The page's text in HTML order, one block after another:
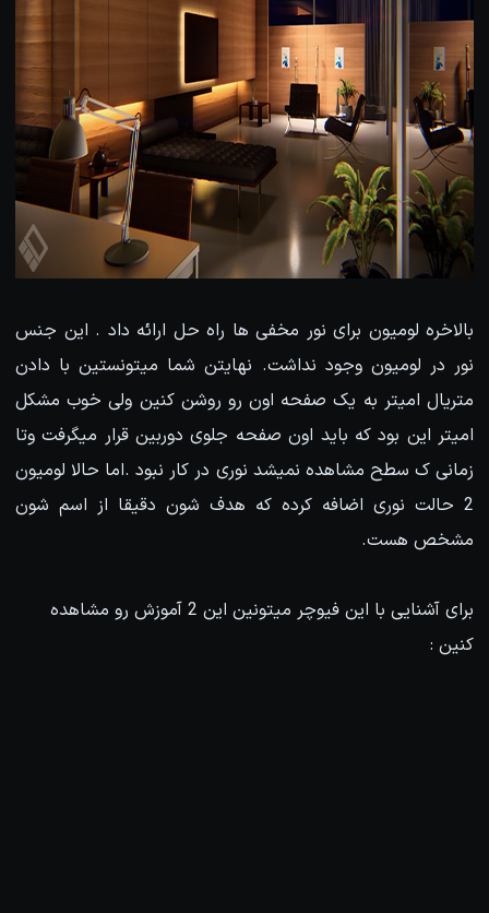
بالاخره لومیون برای نور مخفی ها راه حل ارائه داد . این جنس
نور در لومیون وجود نداشت. نهایتن شما میتونستین با دادن
متریال امیتر به یک صفحه اون رو روشن کنین ولی خوب مشکل
امیتر این بود که باید اون صفحه جلوی دوربین قرار میگرفت وتا
زمانی ک سطح مشاهده نمیشد نوری در کار نبود .اما حالا لومیون
2 حالت نوری اضافه کرده که هدف شون دقیقا از اسم شون
مشخص هست.
برای آشنایی با این فیوچر میتونین این 2 آموزش رو مشاهده
کنین :